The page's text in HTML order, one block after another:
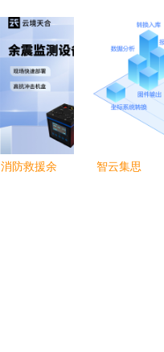
費開放數據
分析服務，
助力疫情精
準防控
ES300h動
力電池保修
遭拒 用車
養車該注意
消防救援余
智云集思